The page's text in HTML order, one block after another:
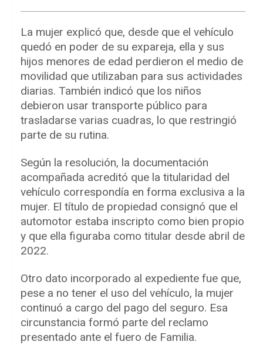
La mujer explicó que, desde que el vehículo
quedó en poder de su expareja, ella y sus
hijos menores de edad perdieron el medio de
movilidad que utilizaban para sus actividades
diarias. También indicó que los niños
debieron usar transporte público para
trasladarse varias cuadras, lo que restringió
parte de su rutina.
Según la resolución, la documentación
acompañada acreditó que la titularidad del
vehículo correspondía en forma exclusiva a la
mujer. El título de propiedad consignó que el
automotor estaba inscripto como bien propio
y que ella figuraba como titular desde abril de
2022.
Otro dato incorporado al expediente fue que,
pese a no tener el uso del vehículo, la mujer
continuó a cargo del pago del seguro. Esa
circunstancia formó parte del reclamo
presentado ante el fuero de Familia.